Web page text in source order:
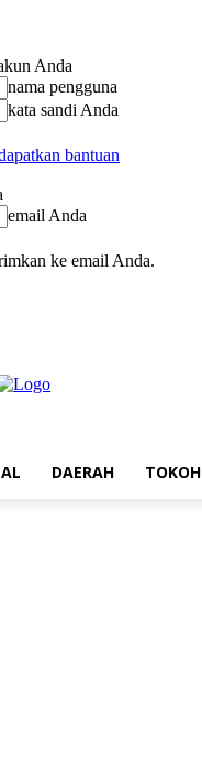
Anda
nama pengguna
kata sandi Anda
bantuan
email Anda
ke email Anda.
DAERAH TOKOH